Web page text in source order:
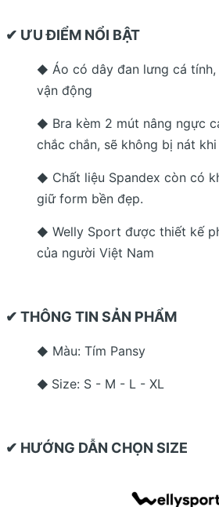
✔ ƯU ĐIỂM NỔI BẬT
◆ Áo có dây đan lưng cá
vận động
◆ Bra kèm 2 mút nâng ngực
chắc chắn, sẽ không bị nát
◆ Chất liệu Spandex còn có
giữ form bền đẹp.
◆ Welly Sport được thiết kế
của người Việt Nam
✔ THÔNG TIN SẢN PHẨM
◆ Màu: Tím Pansy
◆ Size: S - M - L - XL
✔ HƯỚNG DẪN CHỌN SIZE